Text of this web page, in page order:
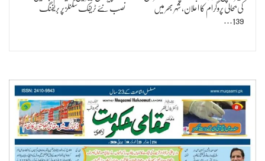
کی بحالی پروگرام کا اعلان، شہر بھر میں
139…
نصب نئے ٹریفک سگنلز پر بریفنگ